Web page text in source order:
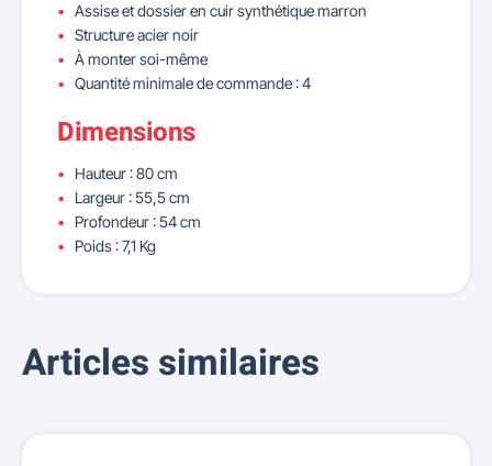
Assise et dossier en cuir synthétique marron
Structure acier noir
À monter soi-même
Quantité minimale de commande : 4
Dimensions
Hauteur : 80 cm
Largeur : 55,5 cm
Profondeur : 54 cm
Poids : 7,1 Kg
Articles similaires